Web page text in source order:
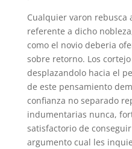
Cualquier varon rebusca
referente a dicho
como el novio deberia
sobre retorno. Los
desplazandolo hacia el
de este pensamiento
confianza no separado
indumentarias nunca,
satisfactorio de
argumento cual les